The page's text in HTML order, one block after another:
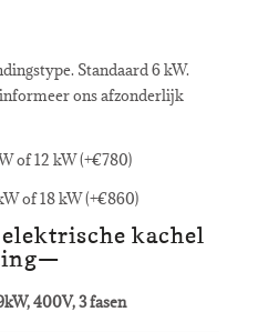
Standaard 6 kW.
ons afzonderlijk
of 12 kW (+€780)
of 18 kW (+€860)
kachel
400V, 3 fasen